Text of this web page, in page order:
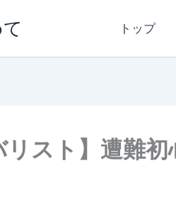
トップ
スト】遭難